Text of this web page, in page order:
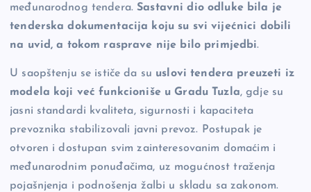
međunarodnog tendera.Sastavni dio odluke bila je
tenderska dokumentacija koju su svi vijećnici dobili
na uvid, a tokom rasprave nije bilo primjedbi.
U saopštenju se ističe da su uslovi tendera preuzeti iz
modela koji već funkcioniše u Gradu Tuzla, gdje su
jasni standardi kvaliteta, sigurnosti i kapaciteta
prevoznika stabilizovali javni prevoz. Postupak je
otvoren i dostupan svim zainteresovanim domaćim i
međunarodnim ponuđačima, uz mogućnost traženja
pojašnjenja i podnošenja žalbi u skladu sa zakonom.